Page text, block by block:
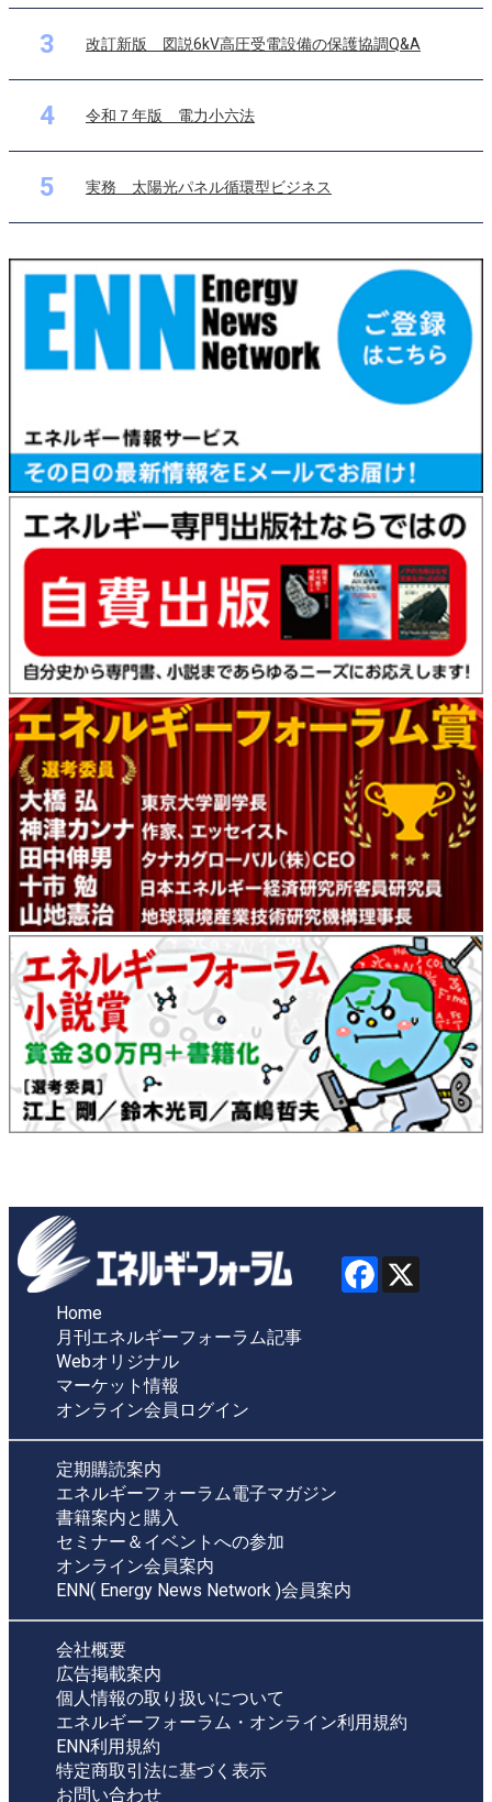
3 改訂新版 図説6kV高圧受電設備の保護協調Q&A
4 令和７年版 電力小六法
5 実務 太陽光パネル循環型ビジネス
Home
月刊エネルギーフォーラム記事
Webオリジナル
マーケット情報
オンライン会員ログイン
定期購読案内
エネルギーフォーラム電子マガジン
書籍案内と購入
セミナー＆イベントへの参加
オンライン会員案内
ENN( Energy News Network )会員案内
会社概要
広告掲載案内
個人情報の取り扱いについて
エネルギーフォーラム・オンライン利用規約
ENN利用規約
特定商取引法に基づく表示
お問い合わせ